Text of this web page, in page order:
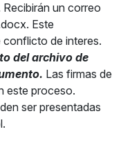
un correo
Este
de interes.
del archivo de
Las firmas de
este proceso.
ser presentadas